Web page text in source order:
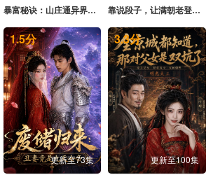
暴富秘诀：山庄通异界古人来打工 靠说段子，让满朝老登大破大防
1.5分
更新至73集
3.3分
更新至100集